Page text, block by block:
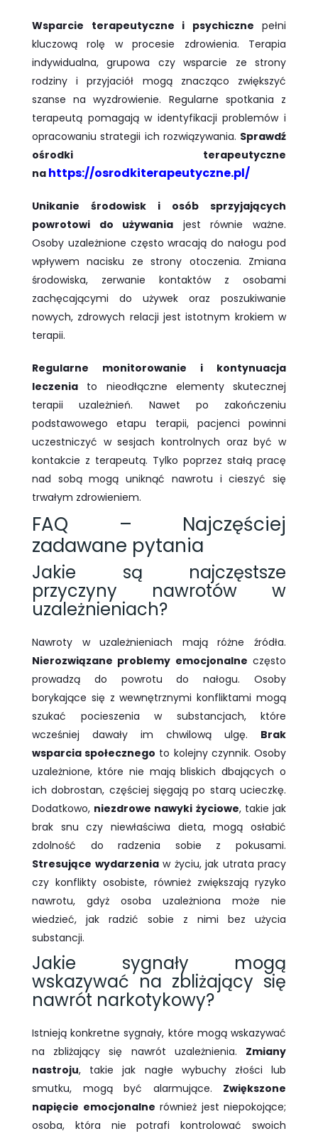
Wsparcie terapeutyczne i psychiczne pełni
kluczową rolę w procesie zdrowienia. Terapia
indywidualna, grupowa czy wsparcie ze strony
rodziny i przyjaciół mogą znacząco zwiększyć
szanse na wyzdrowienie. Regularne spotkania z
terapeutą pomagają w identyfikacji problemów i
opracowaniu strategii ich rozwiązywania. Sprawdź
ośrodki terapeutyczne
na https://osrodkiterapeutyczne.pl/
Unikanie środowisk i osób sprzyjających
powrotowi do używania jest równie ważne.
Osoby uzależnione często wracają do nałogu pod
wpływem nacisku ze strony otoczenia. Zmiana
środowiska, zerwanie kontaktów z osobami
zachęcającymi do używek oraz poszukiwanie
nowych, zdrowych relacji jest istotnym krokiem w
terapii.
Regularne monitorowanie i kontynuacja
leczenia to nieodłączne elementy skutecznej
terapii uzależnień. Nawet po zakończeniu
podstawowego etapu terapii, pacjenci powinni
uczestniczyć w sesjach kontrolnych oraz być w
kontakcie z terapeutą. Tylko poprzez stałą pracę
nad sobą mogą uniknąć nawrotu i cieszyć się
trwałym zdrowieniem.
FAQ – Najczęściej
zadawane pytania
Jakie są najczęstsze
przyczyny nawrotów w
uzależnieniach?
Nawroty w uzależnieniach mają różne źródła.
Nierozwiązane problemy emocjonalne często
prowadzą do powrotu do nałogu. Osoby
borykające się z wewnętrznymi konfliktami mogą
szukać pocieszenia w substancjach, które
wcześniej dawały im chwilową ulgę. Brak
wsparcia społecznego to kolejny czynnik. Osoby
uzależnione, które nie mają bliskich dbających o
ich dobrostan, częściej sięgają po starą ucieczkę.
Dodatkowo, niezdrowe nawyki życiowe, takie jak
brak snu czy niewłaściwa dieta, mogą osłabić
zdolność do radzenia sobie z pokusami.
Stresujące wydarzeniaw życiu, jak utrata pracy
czy konflikty osobiste, również zwiększają ryzyko
nawrotu, gdyż osoba uzależniona może nie
wiedzieć, jak radzić sobie z nimi bez użycia
substancji.
Jakie sygnały mogą
wskazywać na zbliżający się
nawrót narkotykowy?
Istnieją konkretne sygnały, które mogą wskazywać
na zbliżający się nawrót uzależnienia. Zmiany
nastroju, takie jak nagłe wybuchy złości lub
smutku, mogą być alarmujące. Zwiększone
napięcie emocjonalne również jest niepokojące;
osoba, która nie potrafi kontrolować swoich